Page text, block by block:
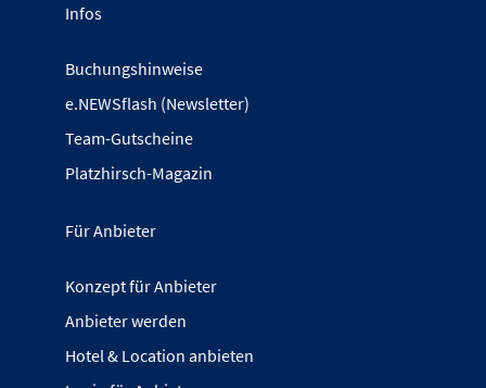
Infos
Buchungshinweise
e.NEWSflash (Newsletter)
Team-Gutscheine
Platzhirsch-Magazin
Für Anbieter
Konzept für Anbieter
Anbieter werden
Hotel & Location anbieten